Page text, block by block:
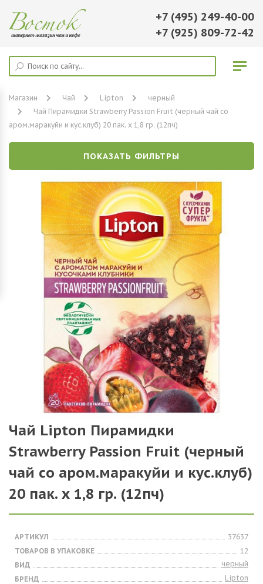
+7 (495) 249-40-00
+7 (925) 809-72-42
Магазин Чай Lipton
черный
Чай Пирамидки Strawberry Passion Fruit (черный чай со
аром.маракуйи и кус.клуб) 20 пак. х 1,8 гр. (12пч)
ПОКАЗАТЬ ФИЛЬТРЫ
Чай Lipton Пирамидки
Strawberry Passion Fruit (черный
чай со аром.маракуйи и кус.клуб)
20 пак. х 1,8 гр. (12пч)
АРТИКУЛ
37637
ТОВАРОВ В УПАКОВКЕ
12
ВИД
черный
БРЕНД
Lipton